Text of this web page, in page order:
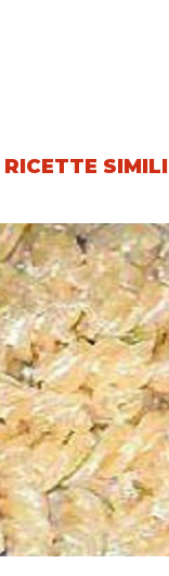
RICETTE SIMILI